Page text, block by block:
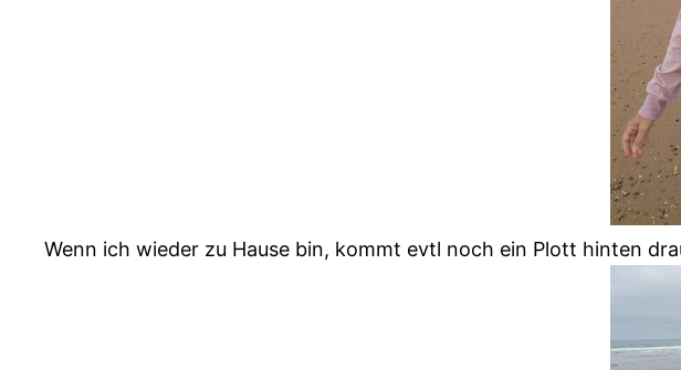
Wenn ich wieder zu Hause bin, kommt evtl noch ein Plott hinten